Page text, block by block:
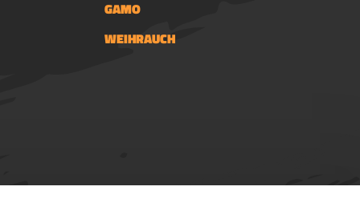
GAMO
WEIHRAUCH